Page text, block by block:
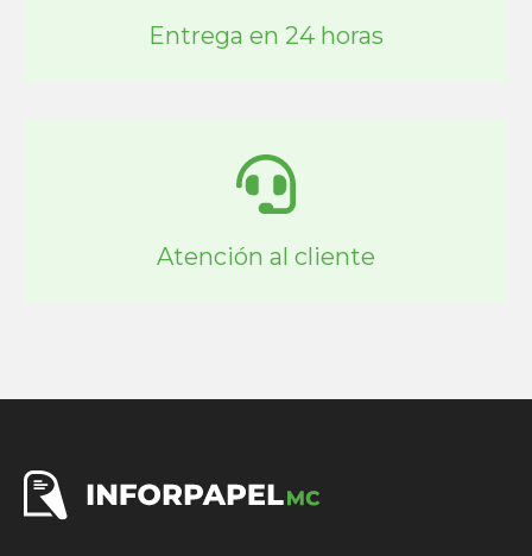
Entrega en 24 horas
Atención al cliente